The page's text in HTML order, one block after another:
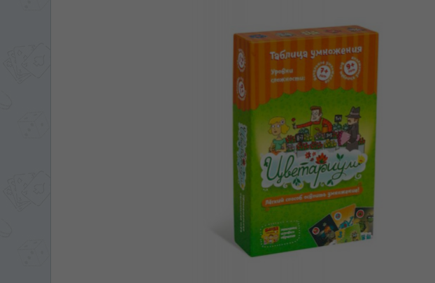
ЯЗЫК САЙТА / LIMBA SITE-ULUI